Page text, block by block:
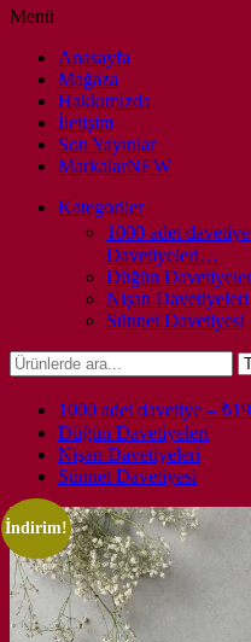
Menü
Anasayfa
Mağaza
Hakkımızda
İletişim
Son Yayınlar
MarkalarNEW
Kategoriler
1000 adet
Davetiyeleri…
Düğün
Nişan Davetiyeleri
Sünnet Davetiyesi
1000 adet davetiye –
Düğün Davetiyeleri
Nişan Davetiyeleri
Sünnet Davetiyesi
İndirim!